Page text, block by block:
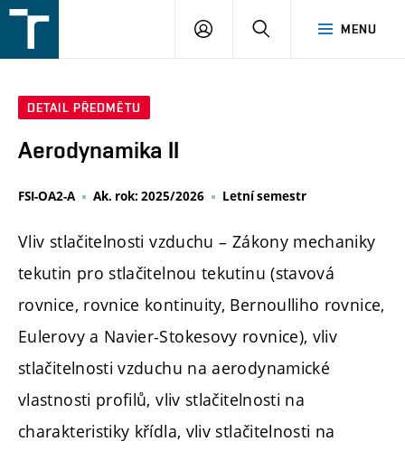
v
MENU
PŘIHLÁŠENÍ
DETAIL PŘEDMĚTU
Aerodynamika II
FSI-OA2-A Ak. rok: 2025/2026 Letní semestr
Vliv stlačitelnosti vzduchu – Zákony mechaniky
tekutin pro stlačitelnou tekutinu (stavová
rovnice, rovnice kontinuity, Bernoulliho rovnice,
Eulerovy a Navier-Stokesovy rovnice), vliv
stlačitelnosti vzduchu na aerodynamické
vlastnosti profilů, vliv stlačitelnosti na
charakteristiky křídla, vliv stlačitelnosti na